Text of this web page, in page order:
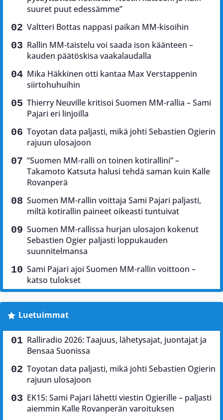
suuret puut edessämme”
Valtteri Bottas nappasi paikan MM-kisoihin
Rallin MM-taistelu voi saada ison käänteen –
kauden päätöskisa vaakalaudalla
Mika Häkkinen otti kantaa Max Verstappenin
siirtohuhuihin
Thierry Neuville kritisoi Suomen MM-rallia – Sami
Pajari eri linjoilla
Toyotan data paljasti, mikä johti Sebastien Ogierin
rajuun ulosajoon
”Suomen MM-ralli on toinen kotirallini” –
Takamoto Katsuta halusi tehdä saman kuin Kalle
Rovanperä
Suomen MM-rallin voittaja Sami Pajari paljasti,
miltä kotirallin paineet oikeasti tuntuivat
Suomen MM-rallissa hurjan ulosajon kokenut
Sebastien Ogier paljasti loppukauden
suunnitelmansa
Sami Pajari ajoi Suomen MM-rallin voittoon –
katso tulokset
Luetuimmat
Ralliradio 2026: Taajuus, lähetysajat, juontajat ja
Bensaa Suonissa
Toyotan data paljasti, mikä johti Sebastien Ogierin
rajuun ulosajoon
EK15: Sami Pajari lähetti viestin Ogierille – paljasti
aiemmin Kalle Rovanperän varoituksen